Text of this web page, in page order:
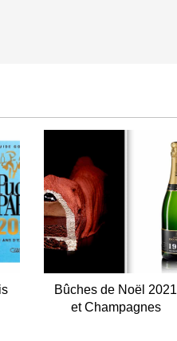
Bûches de Noël 2021
et Champagnes